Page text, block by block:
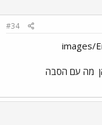
#34
מה עם הסבה